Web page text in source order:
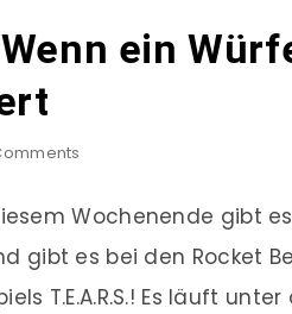
ein
Wochenende gibt
gibt es bei den Rocket
T.E.A.R.S.! Es läuft